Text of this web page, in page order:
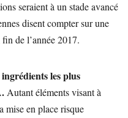
seraient à un stade avancé
disent compter sur une
de l’année 2017.
les plus
Autant éléments visant à
mise en place risque